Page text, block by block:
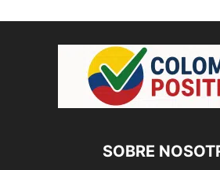
SOBRE